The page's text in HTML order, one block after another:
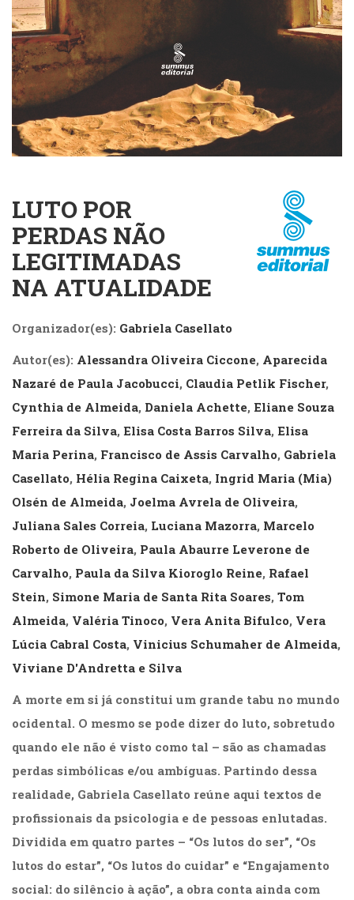
Cinema
(23)
Comportamento
(418)
Comunicação
(232)
Corpo
e
Movimento
Interior
(222)
Criatividade
(14)
Culinária,
Alimentação
Economia,
(31)
Educação
Educação
Especial
(39)
(47)
Fonoaudiologia
(54)
terapia
(93)
Jornalismo
(57)
LGBTQIA+
(66)
Erótica
(11)
Ficção,
Ensaios
de
referência
PNL
(Programação
Neurolingüística)
LUTO POR
PERDAS NÃO
LEGITIMADAS
NA ATUALIDADE
Organizador(es): Gabriela Casellato
Autor(es): Alessandra Oliveira Ciccone, Aparecida
Nazaré de Paula Jacobucci, Claudia Petlik Fischer,
Cynthia de Almeida, Daniela Achette, Eliane Souza
Ferreira da Silva, Elisa Costa Barros Silva, Elisa
Maria Perina, Francisco de Assis Carvalho, Gabriela
Casellato, Hélia Regina Caixeta, Ingrid Maria (Mia)
Olsén de Almeida, Joelma Avrela de Oliveira,
Juliana Sales Correia, Luciana Mazorra, Marcelo
Roberto de Oliveira, Paula Abaurre Leverone de
Carvalho, Paula da Silva Kioroglo Reine, Rafael
Stein, Simone Maria de Santa Rita Soares, Tom
Almeida, Valéria Tinoco, Vera Anita Bifulco, Vera
Lúcia Cabral Costa, Vinicius Schumaher de Almeida,
Viviane D'Andretta e Silva
A morte em si já constitui um grande tabu no mundo
ocidental. O mesmo se pode dizer do luto, sobretudo
quando ele não é visto como tal – são as chamadas
perdas simbólicas e/ou ambíguas. Partindo dessa
realidade, Gabriela Casellato reúne aqui textos de
profissionais da psicologia e de pessoas enlutadas.
Dividida em quatro partes – “Os lutos do ser”, “Os
lutos do estar”, “Os lutos do cuidar” e “Engajamento
social: do silêncio à ação”, a obra conta ainda com